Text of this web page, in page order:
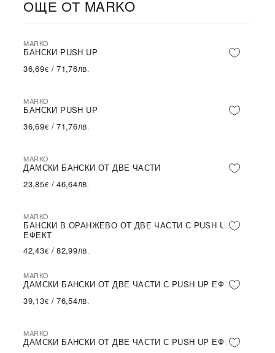
ОЩЕ ОТ MARKO
MARKO
БАНСКИ PUSH UP
36,69€ /71,76ЛВ.
MARKO
БАНСКИ PUSH UP
36,69€ /71,76ЛВ.
MARKO
ДАМСКИ БАНСКИ ОТ ДВЕ ЧАСТИ
23,85€ /46,64ЛВ.
MARKO
БАНСКИ В ОРАНЖЕВО ОТ ДВЕ ЧАСТИ С PUSH UP
ЕФЕКТ
42,43€ /82,99ЛВ.
MARKO
ДАМСКИ БАНСКИ ОТ ДВЕ ЧАСТИ С PUSH UP ЕФЕКТ
39,13€ /76,54ЛВ.
MARKO
ДАМСКИ БАНСКИ ОТ ДВЕ ЧАСТИ С PUSH UP ЕФЕКТ